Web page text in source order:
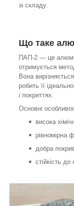
зі складу.
Що таке
ПАП-2 — це
отримується
Вона
робить її
і покриттях.
Основні
висока
рівномірна
добра
стійкість